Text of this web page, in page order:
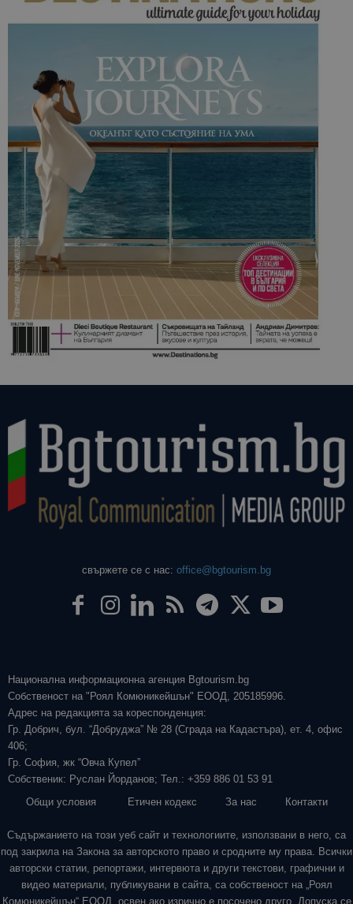
свържете се с нас: office@bgtourism.bg
Национална информационна агенция Bgtourism.bg
Собственост на "Роял Комюникейшън" ЕООД, 205185996.
Адрес на редакцията за кореспонденция:
Гр. Добрич, бул. “Добруджа” № 28 (Сграда на Кадастъра), ет. 4, офис
406;
Гр. София, жк “Овча Купел”
Собственик: Руслан Йорданов; Тел.: +359 886 01 53 91
Общи условия
Етичен кодекс За нас Контакти
Съдържанието на този уеб сайт и технологиите, използвани в него, са
под закрила на Закона за авторското право и сродните му права. Всички
авторски статии, репортажи, интервюта и други текстови, графични и
видео материали, публикувани в сайта, са собственост на „Роял
Комюникейшън“ ЕООД, освен ако изрично е посочено друго. Допуска се